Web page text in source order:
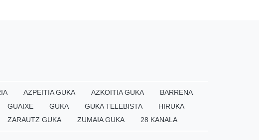
AZPEITIA GUKA AZKOITIA GUKA
BARRENA
GUAIXE GUKA GUKA TELEBISTA
HIRUKA
ZARAUTZ GUKA ZUMAIA GUKA 28 KANALA